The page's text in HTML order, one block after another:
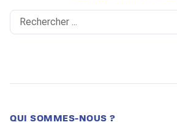
Search
...
QUI SOMMES-NOUS ?